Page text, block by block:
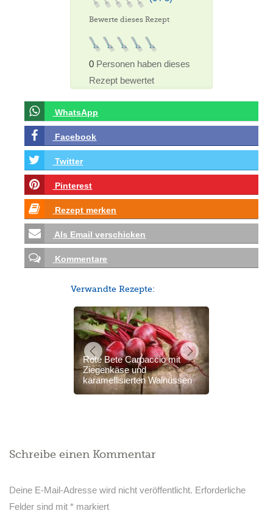
Bewerte dieses Rezept
0 Personen haben dieses
Rezept bewertet
WhatsApp
Facebook
Twitter
Pinterest
Rezept merken
Als Email verschicken
Kommentare
Verwandte Rezepte:
Rote Bete Carpaccio mit
Ziegenkäse und
karamellisierten Walnüssen
Schreibe einen Kommentar
Deine E-Mail-Adresse wird nicht veröffentlicht. Erforderliche
Felder sind mit* markiert